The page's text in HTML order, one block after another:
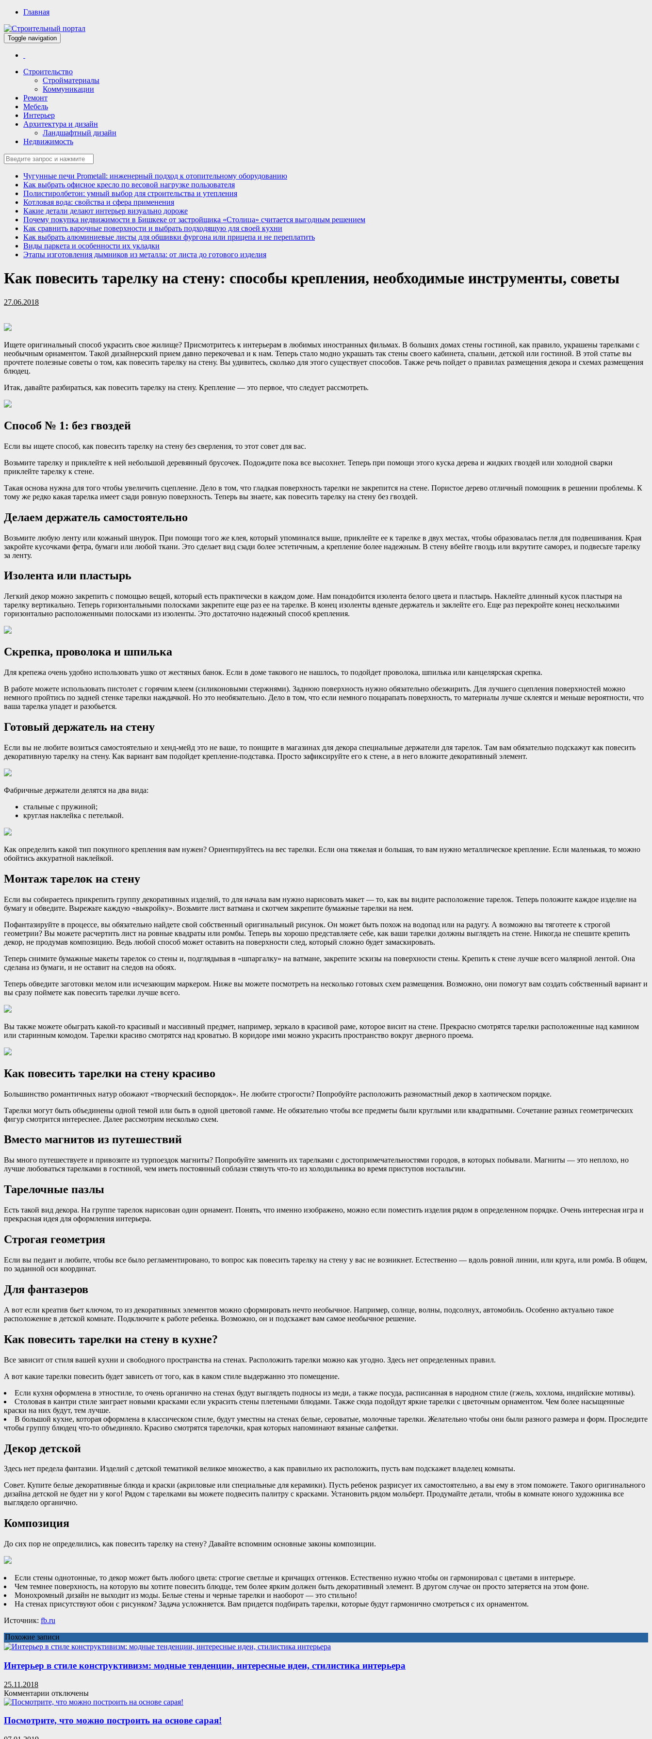
Главная
Строительный портал
Всё для строительства и ремонта
Toggle navigation
Строительство
Стройматериалы
Коммуникации
Ремонт
Мебель
Интерьер
Архитектура и дизайн
Ландшафтный дизайн
Недвижимость
Чугунные печи Prometall: инженерный подход к отопительному оборудованию
Как выбрать офисное кресло по весовой нагрузке пользователя
Полистиролбетон: умный выбор для строительства и утепления
Котловая вода: свойства и сфера применения
Какие детали делают интерьер визуально дороже
Почему покупка недвижимости в Бишкеке от застройщика «Столица» считается выгодным решением
Как сравнить варочные поверхности и выбрать подходящую для своей кухни
Как выбрать алюминиевые листы для обшивки фургона или прицепа и не переплатить
Виды паркета и особенности их укладки
Этапы изготовления дымников из металла: от листа до готового изделия
Как повесить тарелку на стену: способы крепления, необходимые инструменты, советы
27.06.2018
Ищете оригинальный способ украсить свое жилище? Присмотритесь к интерьерам в любимых иностранных фильмах. В больших домах стены гостиной, как правило, украшены тарелками с
необычным орнаментом. Такой дизайнерский прием давно перекочевал и к нам. Теперь стало модно украшать так стены своего кабинета, спальни, детской или гостиной. В этой статье вы
прочтете полезные советы о том, как повесить тарелку на стену. Вы удивитесь, сколько для этого существует способов. Также речь пойдет о правилах размещения декора и схемах размещения
блюдец.
Итак, давайте разбираться, как повесить тарелку на стену. Крепление — это первое, что следует рассмотреть.
Способ № 1: без гвоздей
Если вы ищете способ, как повесить тарелку на стену без сверления, то этот совет для вас.
Возьмите тарелку и приклейте к ней небольшой деревянный брусочек. Подождите пока все высохнет. Теперь при помощи этого куска дерева и жидких гвоздей или холодной сварки
приклейте тарелку к стене.
Такая основа нужна для того чтобы увеличить сцепление. Дело в том, что гладкая поверхность тарелки не закрепится на стене. Пористое дерево отличный помощник в решении проблемы. К
тому же редко какая тарелка имеет сзади ровную поверхность. Теперь вы знаете, как повесить тарелку на стену без гвоздей.
Делаем держатель самостоятельно
Возьмите любую ленту или кожаный шнурок. При помощи того же клея, который упоминался выше, приклейте ее к тарелке в двух местах, чтобы образовалась петля для подвешивания. Края
закройте кусочками фетра, бумаги или любой ткани. Это сделает вид сзади более эстетичным, а крепление более надежным. В стену вбейте гвоздь или вкрутите саморез, и подвесьте тарелку
за ленту.
Изолента или пластырь
Легкий декор можно закрепить с помощью вещей, который есть практически в каждом доме. Нам понадобится изолента белого цвета и пластырь. Наклейте длинный кусок пластыря на
тарелку вертикально. Теперь горизонтальными полосками закрепите еще раз ее на тарелке. В конец изоленты вденьте держатель и заклейте его. Еще раз перекройте конец несколькими
горизонтально расположенными полосками из изоленты. Это достаточно надежный способ крепления.
Скрепка, проволока и шпилька
Для крепежа очень удобно использовать ушко от жестяных банок. Если в доме такового не нашлось, то подойдет проволока, шпилька или канцелярская скрепка.
В работе можете использовать пистолет с горячим клеем (силиконовыми стержнями). Заднюю поверхность нужно обязательно обезжирить. Для лучшего сцепления поверхностей можно
немного пройтись по задней стенке тарелки наждачкой. Но это необязательно. Дело в том, что если немного поцарапать поверхность, то материалы лучше склеятся и меньше вероятности, что
ваша тарелка упадет и разобьется.
Готовый держатель на стену
Если вы не любите возиться самостоятельно и хенд-мейд это не ваше, то поищите в магазинах для декора специальные держатели для тарелок. Там вам обязательно подскажут как повесить
декоративную тарелку на стену. Как вариант вам подойдет крепление-подставка. Просто зафиксируйте его к стене, а в него вложите декоративный элемент.
Фабричные держатели делятся на два вида:
стальные с пружиной;
круглая наклейка с петелькой.
Как определить какой тип покупного крепления вам нужен? Ориентируйтесь на вес тарелки. Если она тяжелая и большая, то вам нужно металлическое крепление. Если маленькая, то можно
обойтись аккуратной наклейкой.
Монтаж тарелок на стену
Если вы собираетесь прикрепить группу декоративных изделий, то для начала вам нужно нарисовать макет — то, как вы видите расположение тарелок. Теперь положите каждое изделие на
бумагу и обведите. Вырежьте каждую «выкройку». Возьмите лист ватмана и скотчем закрепите бумажные тарелки на нем.
Пофантазируйте в процессе, вы обязательно найдете свой собственный оригинальный рисунок. Он может быть похож на водопад или на радугу. А возможно вы тяготеете к строгой
геометрии? Вы можете расчертить лист на ровные квадраты или ромбы. Теперь вы хорошо представляете себе, как ваши тарелки должны выглядеть на стене. Никогда не спешите крепить
декор, не продумав композицию. Ведь любой способ может оставить на поверхности след, который сложно будет замаскировать.
Теперь снимите бумажные макеты тарелок со стены и, подглядывая в «шпаргалку» на ватмане, закрепите эскизы на поверхности стены. Крепить к стене лучше всего малярной лентой. Она
сделана из бумаги, и не оставит на следов на обоях.
Теперь обведите заготовки мелом или исчезающим маркером. Ниже вы можете посмотреть на несколько готовых схем размещения. Возможно, они помогут вам создать собственный вариант и
вы сразу поймете как повесить тарелки лучше всего.
Вы также можете обыграть какой-то красивый и массивный предмет, например, зеркало в красивой раме, которое висит на стене. Прекрасно смотрятся тарелки расположенные над камином
или старинным комодом. Тарелки красиво смотрятся над кроватью. В коридоре ими можно украсить пространство вокруг дверного проема.
Как повесить тарелки на стену красиво
Большинство романтичных натур обожают «творческий беспорядок». Не любите строгости? Попробуйте расположить разномастный декор в хаотическом порядке.
Тарелки могут быть объединены одной темой или быть в одной цветовой гамме. Не обязательно чтобы все предметы были круглыми или квадратными. Сочетание разных геометрических
фигур смотрится интереснее. Далее рассмотрим несколько схем.
Вместо магнитов из путешествий
Вы много путешествуете и привозите из турпоездок магниты? Попробуйте заменить их тарелками с достопримечательностями городов, в которых побывали. Магниты — это неплохо, но
лучше любоваться тарелками в гостиной, чем иметь постоянный соблазн стянуть что-то из холодильника во время приступов ностальгии.
Тарелочные пазлы
Есть такой вид декора. На группе тарелок нарисован один орнамент. Понять, что именно изображено, можно если поместить изделия рядом в определенном порядке. Очень интересная игра и
прекрасная идея для оформления интерьера.
Строгая геометрия
Если вы педант и любите, чтобы все было регламентировано, то вопрос как повесить тарелку на стену у вас не возникнет. Естественно — вдоль ровной линии, или круга, или ромба. В общем,
по заданной оси координат.
Для фантазеров
А вот если креатив бьет ключом, то из декоративных элементов можно сформировать нечто необычное. Например, солнце, волны, подсолнух, автомобиль. Особенно актуально такое
расположение в детской комнате. Подключите к работе ребенка. Возможно, он и подскажет вам самое необычное решение.
Как повесить тарелки на стену в кухне?
Все зависит от стиля вашей кухни и свободного пространства на стенах. Расположить тарелки можно как угодно. Здесь нет определенных правил.
А вот какие тарелки повесить будет зависеть от того, как в каком стиле выдержанно это помещение.
Если кухня оформлена в этностиле, то очень органично на стенах будут выглядеть подносы из меди, а также посуда, расписанная в народном стиле (гжель, хохлома, индийские мотивы).
Столовая в кантри стиле заиграет новыми красками если украсить стены плетеными блюдами. Также сюда подойдут яркие тарелки с цветочным орнаментом. Чем более насыщенные
краски на них будут, тем лучше.
В большой кухне, которая оформлена в классическом стиле, будут уместны на стенах белые, сероватые, молочные тарелки. Желательно чтобы они были разного размера и форм. Проследите
чтобы группу блюдец что-то объединяло. Красиво смотрятся тарелочки, края которых напоминают вязаные салфетки.
Декор детской
Здесь нет предела фантазии. Изделий с детской тематикой великое множество, а как правильно их расположить, пусть вам подскажет владелец комнаты.
Совет. Купите белые декоративные блюда и краски (акриловые или специальные для керамики). Пусть ребенок разрисует их самостоятельно, а вы ему в этом поможете. Такого оригинального
дизайна детской не будет ни у кого! Рядом с тарелками вы можете подвесить палитру с красками. Установить рядом мольберт. Продумайте детали, чтобы в комнате юного художника все
выглядело органично.
Композиция
До сих пор не определились, как повесить тарелку на стену? Давайте вспомним основные законы композиции.
Если стены однотонные, то декор может быть любого цвета: строгие светлые и кричащих оттенков. Естественно нужно чтобы он гармонировал с цветами в интерьере.
Чем темнее поверхность, на которую вы хотите повесить блюдце, тем более ярким должен быть декоративный элемент. В другом случае он просто затеряется на этом фоне.
Монохромный дизайн не выходит из моды. Белые стены и черные тарелки и наоборот — это стильно!
На стенах присутствуют обои с рисунком? Задача усложняется. Вам придется подбирать тарелки, которые будут гармонично смотреться с их орнаментом.
Источник: fb.ru
Похожие записи
Интерьер в стиле конструктивизм: модные тенденции, интересные идеи, стилистика интерьера
25.11.2018
Комментарии к
записи
в
стиле
отключены
Посмотрите, что можно построить на основе сарая!